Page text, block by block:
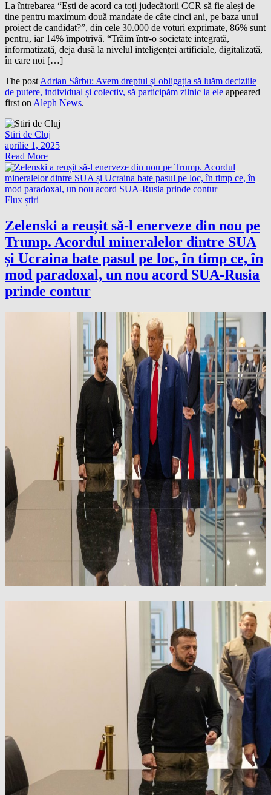
La întrebarea “Ești de acord ca toți judecătorii CCR să fie aleși de
tine pentru maximum două mandate de câte cinci ani, pe baza unui
proiect de candidat?”, din cele 30.000 de voturi exprimate, 86% sunt
pentru, iar 14% împotrivă. “Trăim într-o societate integrată,
informatizată, deja dusă la nivelul inteligenței artificiale, digitalizată,
în care noi […]
The post Adrian Sârbu: Avem dreptul și obligația să luăm deciziile
de putere, individual și colectiv, să participăm zilnic la ele appeared
first on Aleph News.
Stiri de Cluj
aprilie 1, 2025
Read More
Flux știri
Zelenski a reușit să-l enerveze din nou pe
Trump. Acordul mineralelor dintre SUA
și Ucraina bate pasul pe loc, în timp ce, în
mod paradoxal, un nou acord SUA-Rusia
prinde contur